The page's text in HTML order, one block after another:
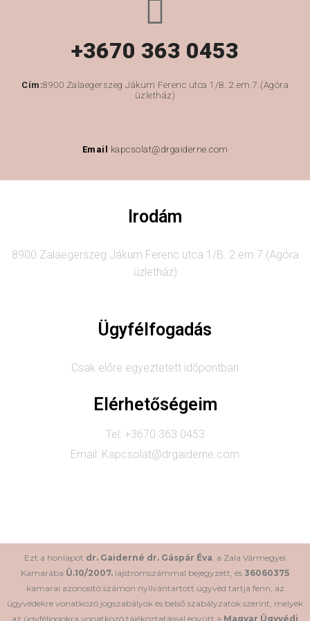
+3670 363 0453
Cím:8900 Zalaegerszeg Jákum Ferenc utca 1/B. 2.em.7.(Agóra
üzletház)
Email kapcsolat@drgaiderne.com
Irodám
8900 Zalaegerszeg Jákum Ferenc utca 1/B. 2.em.7.(Agóra
üzletház)
Ügyfélfogadás
Csak előre egyeztetett időpontban
Elérhetőségeim
Tel: +3670 363 0453
Email: Kapcsolat@drgaiderne.com
Ezt a honlapot dr. Gaiderné dr. Gáspár Éva, a Zala Vármegyei
Kamarába Ü.10/2007. lajstromszámmal bejegyzett, és 36060375
kamarai azonosító számon nyilvántartott ügyvéd tartja fenn, az
ügyvédekre vonatkozó jogszabályok és belső szabályzatok szerint, melyek
az ügyféljogokra vonatkozó tájékoztatással együtt a Magyar Ügyvédi